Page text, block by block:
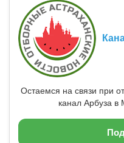
Остаемся на связи при
канал Арбуза в